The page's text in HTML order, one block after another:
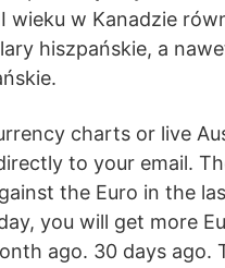
wieku w Kanadzie
hiszpańskie, a
charts or live
to your email.
the Euro in the
you will get more
ago. 30 days ago.